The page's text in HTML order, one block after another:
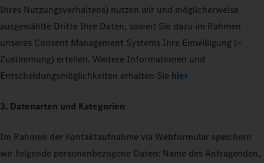
Ihres Nutzungsverhaltens) nutzen wir und möglicherweise
ausgewählte Dritte Ihre Daten, soweit Sie dazu im Rahmen
unseres Consent Management Systems Ihre Einwilligung (=
Zustimmung) erteilen. Weitere Informationen und
Entscheidungsmöglichkeiten erhalten Sie hier
3. Datenarten und Kategorien
Im Rahmen der Kontaktaufnahme via Webformular speichern
wir folgende personenbezogene Daten: Name des Anfragenden,